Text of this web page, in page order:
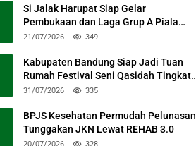
Si Jalak Harupat Siap Gelar
Pembukaan dan Laga Grup A Piala
Presiden 2026 Sabtu Mendatang
21/07/2026 349
Kabupaten Bandung Siap Jadi Tuan
Rumah Festival Seni Qasidah Tingkat
Nasional
31/07/2026 335
BPJS Kesehatan Permudah Pelunasan
Tunggakan JKN Lewat REHAB 3.0
20/07/2026 328